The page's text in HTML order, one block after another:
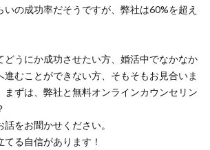
の成功率だそうですが、弊社は60%を超え
うにか成功させたい方、婚活中でなかなか
進むことができない方、そもそもお見合いま
まずは、弊社と無料オンラインカウンセリン
をお聞かせください。
る自信があります！